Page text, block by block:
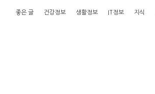
좋은 글 건강정보 생활정보 IT정보 지식